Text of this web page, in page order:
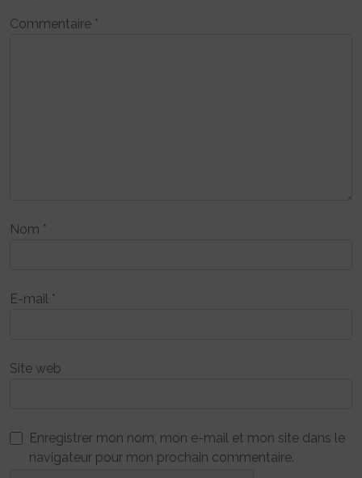
Commentaire *
Nom *
E-mail *
Site web
Enregistrer mon nom, mon e-mail et mon site dans le
navigateur pour mon prochain commentaire.